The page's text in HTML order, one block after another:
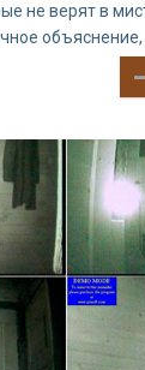
не верят в
объяснение,